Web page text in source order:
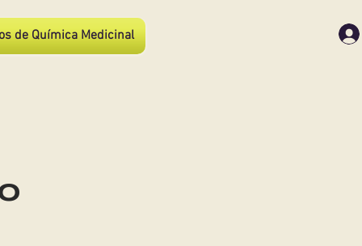
de Química Medicinal